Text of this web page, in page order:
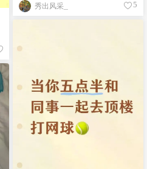
秀出风采_ 5